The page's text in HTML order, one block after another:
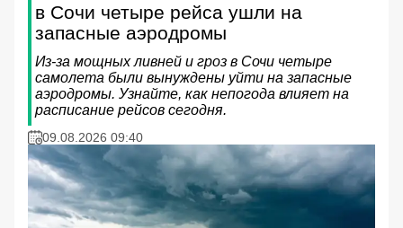
в Сочи четыре рейса ушли на
запасные аэродромы
Из-за мощных ливней и гроз в Сочи четыре
самолета были вынуждены уйти на запасные
аэродромы. Узнайте, как непогода влияет на
расписание рейсов сегодня.
09.08.2026 09:40